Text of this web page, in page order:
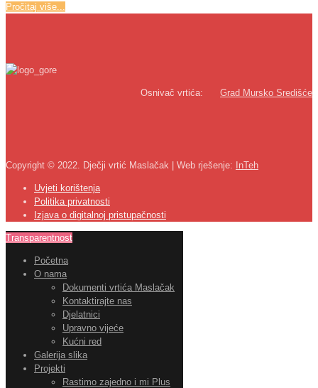
Pročitaj više...
Osnivač vrtića: Grad Mursko Središće
Copyright © 2022. Dječji vrtić Maslačak | Web rješenje: InTeh
Uvjeti korištenja
Politika privatnosti
Izjava o digitalnoj pristupačnosti
Transparentnost
Početna
O nama
Dokumenti vrtića Maslačak
Kontaktirajte nas
Djelatnici
Upravno vijeće
Kućni red
Galerija slika
Projekti
Rastimo zajedno i mi Plus